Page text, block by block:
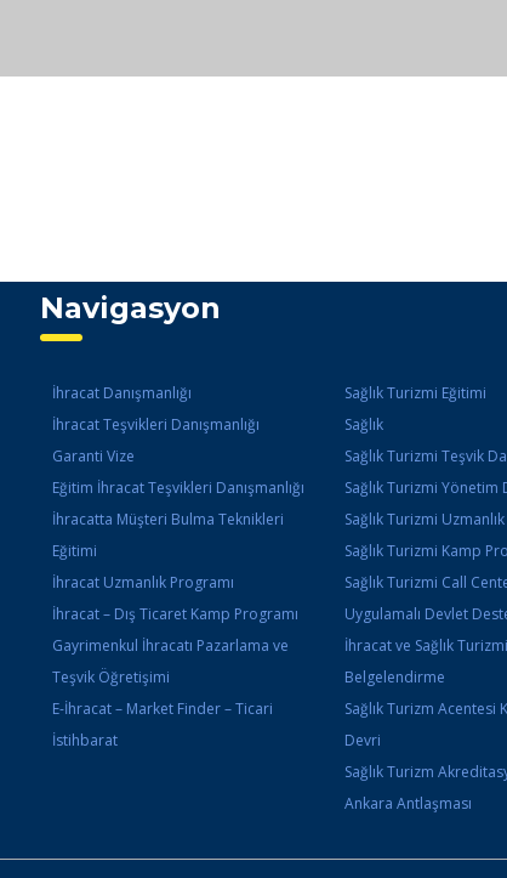
Navigasyon
İhracat Danışmanlığı
İhracat Teşvikleri Danışmanlığı
Garanti Vize
Eğitim İhracat Teşvikleri Danışmanlığı
İhracatta Müşteri Bulma Teknikleri
Eğitimi
İhracat Uzmanlık Programı
İhracat – Dış Ticaret Kamp Programı
Gayrimenkul İhracatı Pazarlama ve
Teşvik Öğretişimi
E-İhracat – Market Finder – Ticari
İstihbarat
Sağlık Turizmi Eğitimi
Sağlık
Sağlık Turizmi Teşvik
Sağlık Turizmi Yönetim
Sağlık Turizmi
Sağlık Turizmi Kamp
Sağlık Turizmi Call
Uygulamalı Devlet
İhracat ve Sağlık Turizmi
Belgelendirme
Sağlık Turizm Acentesi
Devri
Sağlık Turizm
Ankara Antlaşması